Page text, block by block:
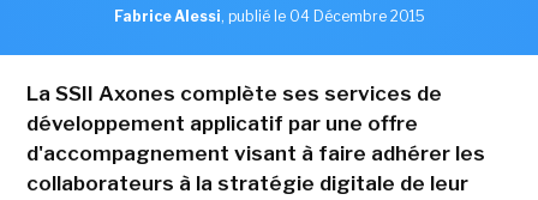
Fabrice Alessi, publié le 04 Décembre 2015
La SSII Axones complète ses services de
développement applicatif par une offre
d'accompagnement visant à faire adhérer les
collaborateurs à la stratégie digitale de leur